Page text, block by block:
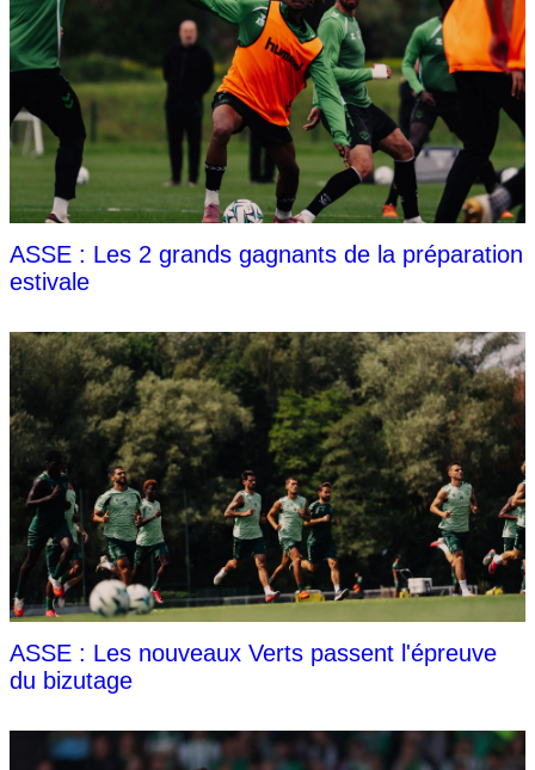
ASSE : Les 2 grands gagnants de la préparation
estivale
ASSE : Les nouveaux Verts passent l'épreuve
du bizutage